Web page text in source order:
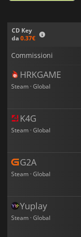
CD Key
da0.37€
Commissioni
HRKGAME
Steam · Global
K4G
Steam · Global
G2A
Steam · Global
Yuplay
Steam · Global